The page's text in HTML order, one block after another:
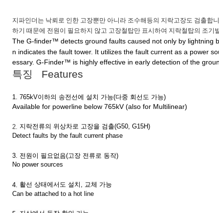
지파인더는 낙뢰로 인한 고장뿐만 아니라 조수해등의 지락고장도 검출합
하기 때문에 전원이 필요하지 않고 고장철탑만 표시하여 지락철탑의 조기
The G-finder™ detects ground faults caused not only by lightning
n indicates the fault tower. It utilizes the fault current as a power
essary. G-Finder™ is highly effective in early detection of the
특징 Features
1. 765kV이하의 송전선에 설치 가능(다중 회선도 가능)
Available for powerline below 765kV (also for Multilinear)
2. 지락전류의 위상차로 고장을 검출(G50, G15H)
Detect faults by the fault current phase
3. 전원이 필요없음(고장 전류로 동작)
No power sources
4. 활선 상태에서도 설치 교체 가능
Can be attached to a hot line